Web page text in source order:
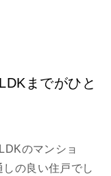
までがひと
のマンショ
の良い住戸でし